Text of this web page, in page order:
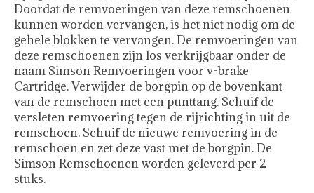
Doordat de remvoeringen van deze remschoenen
kunnen worden vervangen, is het niet nodig om de
gehele blokken te vervangen. De remvoeringen van
deze remschoenen zijn los verkrijgbaar onder de
naam Simson Remvoeringen voor v-brake
Cartridge. Verwijder de borgpin op de bovenkant
van de remschoen met een punttang. Schuif de
versleten remvoering tegen de rijrichting in uit de
remschoen. Schuif de nieuwe remvoering in de
remschoen en zet deze vast met de borgpin. De
Simson Remschoenen worden geleverd per 2
stuks.